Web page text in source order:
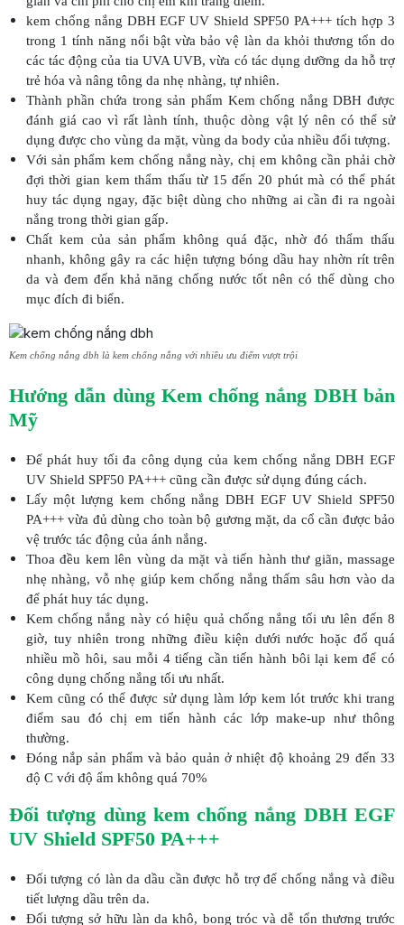
kem chống nắng DBH EGF UV Shield SPF50 PA+++ tích hợp 3
trong 1 tính năng nổi bật vừa bảo vệ làn da khỏi thương tổn do
các tác động của tia UVA UVB, vừa có tác dụng dưỡng da hỗ trợ
trẻ hóa và nâng tông da nhẹ nhàng, tự nhiên.
Thành phần chứa trong sản phẩm Kem chống nắng DBH được
đánh giá cao vì rất lành tính, thuộc dòng vật lý nên có thể sử
dụng được cho vùng da mặt, vùng da body của nhiều đối tượng.
Với sản phẩm kem chống nắng này, chị em không cần phải chờ
đợi thời gian kem thẩm thấu từ 15 đến 20 phút mà có thể phát
huy tác dụng ngay, đặc biệt dùng cho những ai cần đi ra ngoài
nắng trong thời gian gấp.
Chất kem của sản phẩm không quá đặc, nhờ đó thẩm thấu
nhanh, không gây ra các hiện tượng bóng dầu hay nhờn rít trên
da và đem đến khả năng chống nước tốt nên có thể dùng cho
mục đích đi biển.
Kem chống nắng dbh là kem chống nắng với nhiều ưu điểm vượt trội
Hướng dẫn dùng Kem chống nắng DBH bản
Mỹ
Để phát huy tối đa công dụng của kem chống nắng DBH EGF
UV Shield SPF50 PA+++ cũng cần được sử dụng đúng cách.
Lấy một lượng kem chống nắng DBH EGF UV Shield SPF50
PA+++ vừa đủ dùng cho toàn bộ gương mặt, da cổ cần được bảo
vệ trước tác động của ánh nắng.
Thoa đều kem lên vùng da mặt và tiến hành thư giãn, massage
nhẹ nhàng, vỗ nhẹ giúp kem chống nắng thấm sâu hơn vào da
để phát huy tác dụng.
Kem chống nắng này có hiệu quả chống nắng tối ưu lên đến 8
giờ, tuy nhiên trong những điều kiện dưới nước hoặc đổ quá
nhiều mồ hôi, sau mỗi 4 tiếng cần tiến hành bôi lại kem để có
công dụng chống nắng tối ưu nhất.
Kem cũng có thể được sử dụng làm lớp kem lót trước khi trang
điểm sau đó chị em tiến hành các lớp make-up như thông
thường.
Đóng nắp sản phẩm và bảo quản ở nhiệt độ khoảng 29 đến 33
độ C với độ ẩm không quá 70%
Đối tượng dùng kem chống nắng DBH EGF
UV Shield SPF50 PA+++
Đối tượng có làn da dầu cần được hỗ trợ để chống nắng và điều
tiết lượng dầu trên da.
Đối tượng sở hữu làn da khô, bong tróc và dễ tổn thương trước